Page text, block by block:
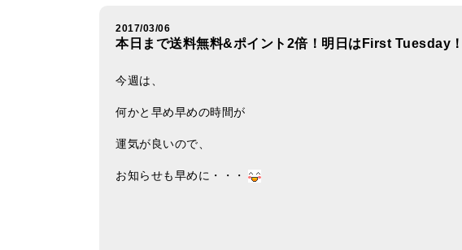
2017/03/06
本日まで送料無料&ポイント2倍！明日はFirst Tuesday！
今週は、
何かと早め早めの時間が
運気が良いので、
お知らせも早めに・・・